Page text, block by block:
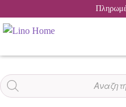
Αναζήτηση
προϊόντων